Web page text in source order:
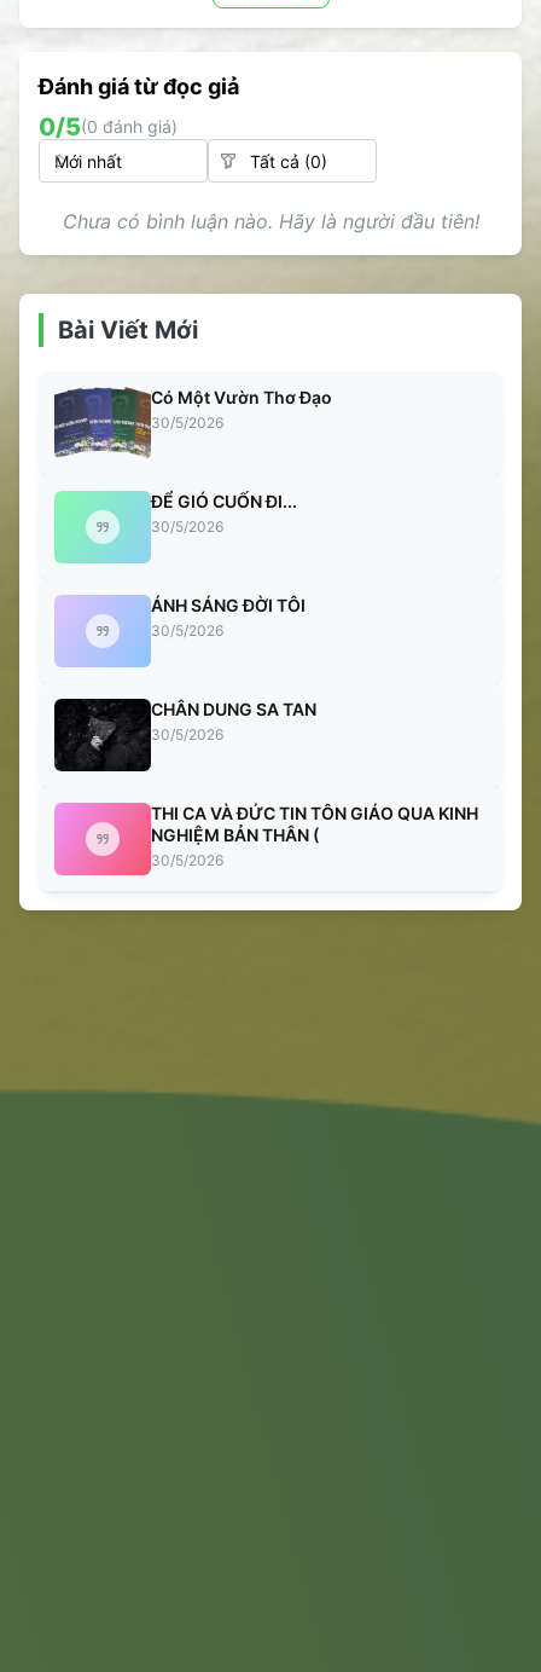
Đánh giá từ đọc giả
0/5(0 đánh giá)
Chưa có bình luận nào. Hãy là người đầu tiên!
Bài Viết Mới
Có Một Vườn Thơ Đạo
30/5/2026
ĐỂ GIÓ CUỐN ĐI...
30/5/2026
ÁNH SÁNG ĐỜI TÔI
30/5/2026
CHÂN DUNG SA TAN
30/5/2026
THI CA VÀ ĐỨC TIN TÔN GIÁO QUA KINH
NGHIỆM BẢN THÂN (
30/5/2026